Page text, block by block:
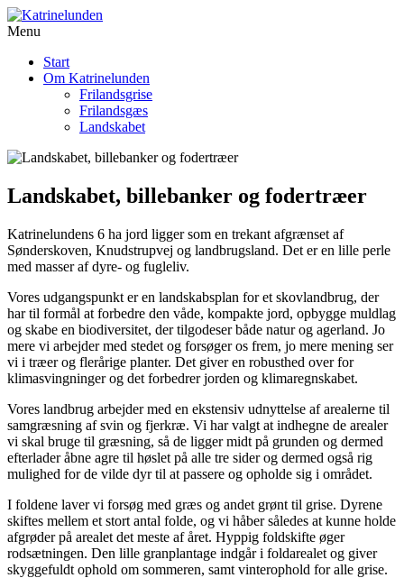
Menu
Start
Om Katrinelunden
Frilandsgrise
Frilandsgæs
Landskabet
Landskabet, billebanker og fodertræer
Katrinelundens 6 ha jord ligger som en trekant afgrænset af
Sønderskoven, Knudstrupvej og landbrugsland. Det er en lille perle
med masser af dyre- og fugleliv.
Vores udgangspunkt er en landskabsplan for et skovlandbrug, der
har til formål at forbedre den våde, kompakte jord, opbygge muldlag
og skabe en biodiversitet, der tilgodeser både natur og agerland. Jo
mere vi arbejder med stedet og forsøger os frem, jo mere mening ser
vi i træer og flerårige planter. Det giver en robusthed over for
klimasvingninger og det forbedrer jorden og klimaregnskabet.
Vores landbrug arbejder med en ekstensiv udnyttelse af arealerne til
samgræsning af svin og fjerkræ. Vi har valgt at indhegne de arealer
vi skal bruge til græsning, så de ligger midt på grunden og dermed
efterlader åbne agre til høslet på alle tre sider og dermed også rig
mulighed for de vilde dyr til at passere og opholde sig i området.
I foldene laver vi forsøg med græs og andet grønt til grise. Dyrene
skiftes mellem et stort antal folde, og vi håber således at kunne holde
afgrøder på arealet det meste af året. Hyppig foldskifte øger
rodsætningen. Den lille granplantage indgår i foldarealet og giver
skyggefuldt ophold om sommeren, samt vinterophold for alle grise.